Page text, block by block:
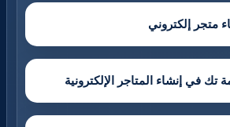
متجر إلكتروني
تك في إنشاء المتاجر الإلكترونية